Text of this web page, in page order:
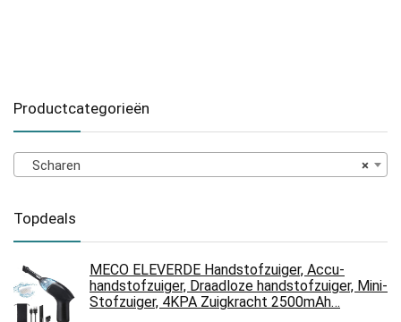
Productcategorieën
×
Scharen
Topdeals
MECO ELEVERDE Handstofzuiger, Accu-
handstofzuiger, Draadloze handstofzuiger, Mini-
Stofzuiger, 4KPA Zuigkracht 2500mAh…